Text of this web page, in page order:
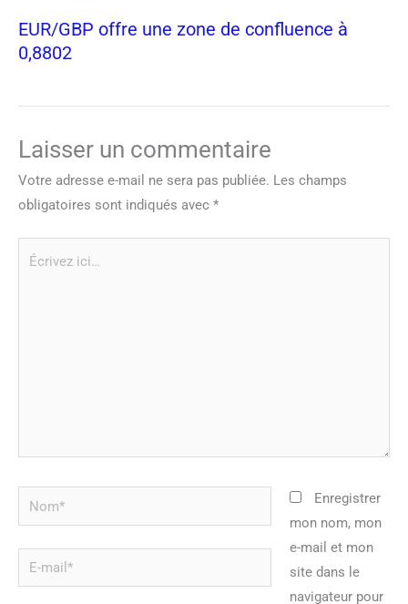
EUR/GBP offre une zone de confluence à
0,8802
Laisser un commentaire
Votre adresse e-mail ne sera pas publiée. Les champs
obligatoires sont indiqués avec *
Nom*
mail*
Enregistrer
mon nom, mon
e-mail et mon
site dans le
navigateur pour